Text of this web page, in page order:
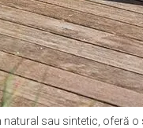
sau sintetic, oferă o